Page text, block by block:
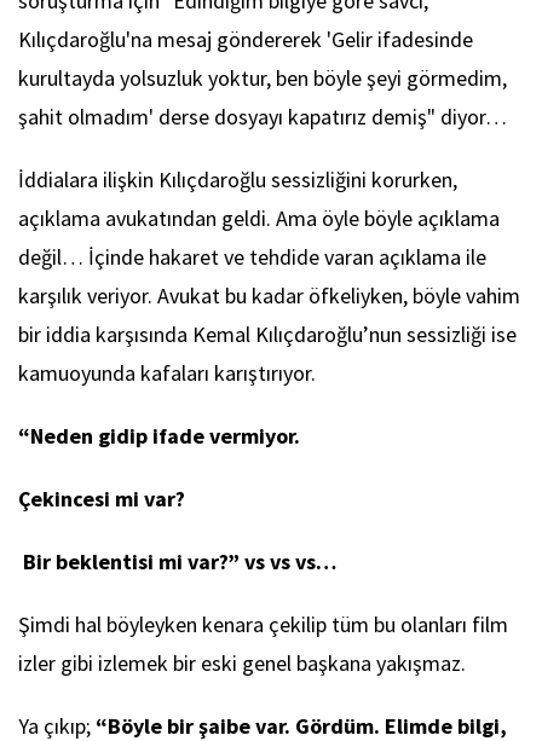
Kılıçdaroğlu'na mesaj göndererek 'Gelir ifadesinde
kurultayda yolsuzluk yoktur, ben böyle şeyi görmedim,
şahit olmadım' derse dosyayı kapatırız demiş" diyor…
İddialara ilişkin Kılıçdaroğlu sessizliğini korurken,
açıklama avukatından geldi. Ama öyle böyle açıklama
değil… İçinde hakaret ve tehdide varan açıklama ile
karşılık veriyor. Avukat bu kadar öfkeliyken, böyle vahim
bir iddia karşısında Kemal Kılıçdaroğlu’nun sessizliği ise
kamuoyunda kafaları karıştırıyor.
“Neden gidip ifade vermiyor.
Çekincesi mi var?
Bir beklentisi mi var?” vs vs vs…
Şimdi hal böyleyken kenara çekilip tüm bu olanları film
izler gibi izlemek bir eski genel başkana yakışmaz.
Ya çıkıp; “Böyle bir şaibe var. Gördüm. Elimde bilgi,